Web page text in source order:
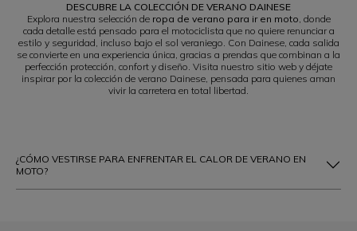
DESCUBRE LA COLECCIÓN DE VERANO DAINESE
Explora nuestra selección de ropa de verano para ir en moto, donde
cada detalle está pensado para el motociclista que no quiere renunciar a
estilo y seguridad, incluso bajo el sol veraniego. Con Dainese, cada salida
se convierte en una experiencia única, gracias a prendas que combinan a la
perfección protección, confort y diseño. Visita nuestro sitio web y déjate
inspirar por la colección de verano Dainese, pensada para quienes aman
vivir la carretera en total libertad.
¿CÓMO VESTIRSE PARA ENFRENTAR EL CALOR DE VERANO EN
MOTO?